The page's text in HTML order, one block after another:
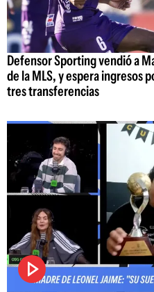
Defensor Sporting vendió a
de la MLS, y espera ingresos
tres transferencias